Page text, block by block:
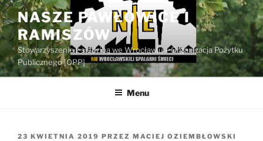
Przejdź
do
treści
NASZE PAWŁOWICE I
RAMISZÓW
Stowarzyszenie z siedzibą we Wrocławiu – Organizacja Pożytku
Publicznego [OPP]
Menu
OPUBLIKOWANE
23 KWIETNIA 2019 PRZEZ MACIEJ OZIEMBŁOWSKI